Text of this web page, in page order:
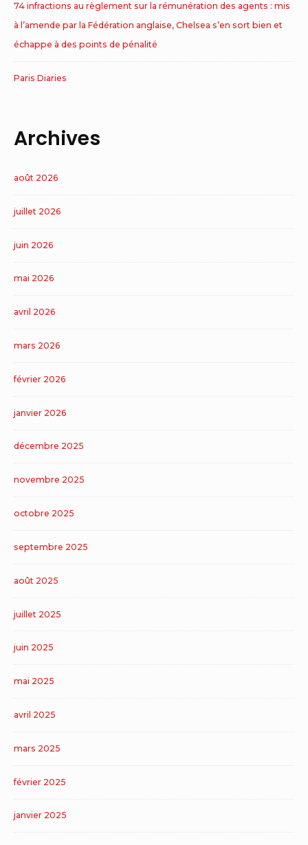
74 infractions au règlement sur la rémunération des agents : mis
à l’amende par la Fédération anglaise, Chelsea s’en sort bien et
échappe à des points de pénalité
Paris Diaries
Archives
août 2026
juillet 2026
juin 2026
mai 2026
avril 2026
mars 2026
février 2026
janvier 2026
décembre 2025
novembre 2025
octobre 2025
septembre 2025
août 2025
juillet 2025
juin 2025
mai 2025
avril 2025
mars 2025
février 2025
janvier 2025